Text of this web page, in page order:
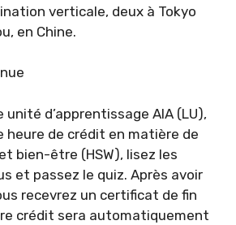
verticale, deux à Tokyo
en Chine.
unité d’apprentissage AIA (LU),
heure de crédit en matière de
bien-être (HSW), lisez les
et passez le quiz. Après avoir
recevrez un certificat de fin
crédit sera automatiquement